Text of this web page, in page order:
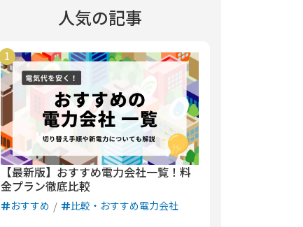
人気の記事
【最新版】おすすめ電力会社一覧！料
金プラン徹底比較
おすすめ 比較・おすすめ電力会社